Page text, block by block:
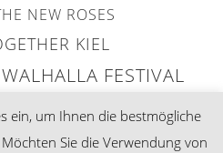
NEW ROSES
KIEL
WALHALLA FESTIVAL
ein, um Ihnen die bestmögliche
Sie die Verwendung von